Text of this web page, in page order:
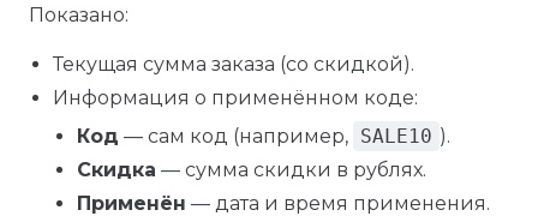
Показано:
Текущая сумма заказа (со скидкой).
Информация о применённом коде:
Код — сам код (например, SALE10 ).
Скидка — сумма скидки в рублях.
Применён — дата и время применения.